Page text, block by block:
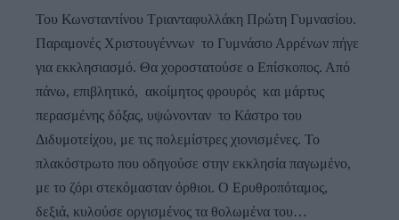
Του Κωνσταντίνου Τριανταφυλλάκη Πρώτη Γυμνασίου.
Παραμονές Χριστουγέννων το Γυμνάσιο Αρρένων πήγε
για εκκλησιασμό. Θα χοροστατούσε ο Επίσκοπος. Από
πάνω, επιβλητικό, ακοίμητος φρουρός και μάρτυς
περασμένης δόξας, υψώνονταν το Κάστρο του
Διδυμοτείχου, με τις πολεμίστρες χιονισμένες. Το
πλακόστρωτο που οδηγούσε στην εκκλησία παγωμένο,
με το ζόρι στεκόμασταν όρθιοι. Ο Ερυθροπόταμος,
δεξιά, κυλούσε οργισμένος τα θολωμένα του…